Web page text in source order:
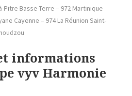
Pitre Basse-Terre – 972 Martinique
Cayenne – 974 La Réunion Saint-
informations
vyv Harmonie